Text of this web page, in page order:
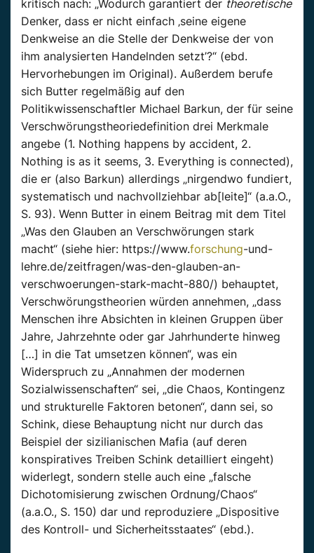
kritisch nach: „Wodurch garantiert der theoretische
Denker, dass er nicht einfach ‚seine eigene
Denkweise an die Stelle der Denkweise der von
ihm analysierten Handelnden setzt’?“ (ebd.
Hervorhebungen im Original). Außerdem berufe
sich Butter regelmäßig auf den
Politikwissenschaftler Michael Barkun, der für seine
Verschwörungstheoriedefinition drei Merkmale
angebe (1. Nothing happens by accident, 2.
Nothing is as it seems, 3. Everything is connected),
die er (also Barkun) allerdings „nirgendwo fundiert,
systematisch und nachvollziehbar ab[leite]“ (a.a.O.,
S. 93). Wenn Butter in einem Beitrag mit dem Titel
„Was den Glauben an Verschwörungen stark
macht“ (siehe hier: https://www.forschung-und-
lehre.de/zeitfragen/was-den-glauben-an-
verschwoerungen-stark-macht-880/) behauptet,
Verschwörungstheorien würden annehmen, „dass
Menschen ihre Absichten in kleinen Gruppen über
Jahre, Jahrzehnte oder gar Jahrhunderte hinweg
[…] in die Tat umsetzen können“, was ein
Widerspruch zu „Annahmen der modernen
Sozialwissenschaften“ sei, „die Chaos, Kontingenz
und strukturelle Faktoren betonen“, dann sei, so
Schink, diese Behauptung nicht nur durch das
Beispiel der sizilianischen Mafia (auf deren
konspiratives Treiben Schink detailliert eingeht)
widerlegt, sondern stelle auch eine „falsche
Dichotomisierung zwischen Ordnung/Chaos“
(a.a.O., S. 150) dar und reproduziere „Dispositive
des Kontroll- und Sicherheitsstaates“ (ebd.).